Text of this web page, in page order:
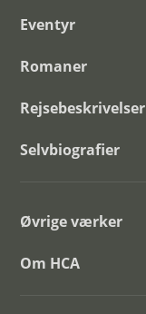
Eventyr
Romaner
Rejsebeskrivelser
Selvbiografier
Øvrige værker
Om HCA